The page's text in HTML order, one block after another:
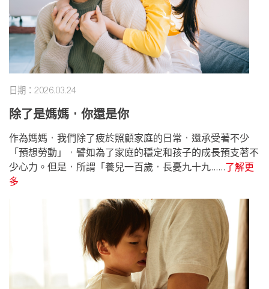
日期：2026.03.24
除了是媽媽，你還是你
作為媽媽，我們除了疲於照顧家庭的日常，還承受著不少
「預想勞動」，譬如為了家庭的穩定和孩子的成長預支著不
少心力。但是，所謂「養兒一百歲，長憂九十九......了解更
多